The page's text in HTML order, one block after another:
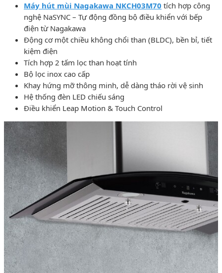
Máy hút mùi Nagakawa NKCH03M70 tích hợp công
nghệ NaSYNC – Tự động đồng bộ điều khiển với bếp
điện từ Nagakawa
Động cơ một chiều không chổi than (BLDC), bền bỉ, tiết
kiệm điện
Tích hợp 2 tấm lọc than hoạt tính
Bộ lọc inox cao cấp
Khay hứng mỡ thông minh, dễ dàng tháo rời vệ sinh
Hệ thống đèn LED chiếu sáng
Điều khiển Leap Motion & Touch Control